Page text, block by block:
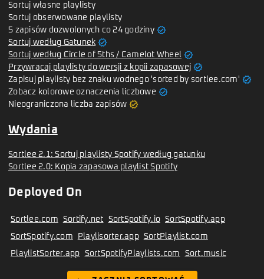
Sortuj własne playlisty
Sortuj obserwowane playlisty
5 zapisów dozwolonych co 24 godziny verified
Sortuj według Gatunek verified
Sortuj według Circle of 5ths / Camelot Wheel verified
Przywracaj playlisty do wersji z kopii zapasowej verified
Zapisuj playlisty bez znaku wodnego 'sorted by sortlee.com' verified
Zobacz kolorowe oznaczenia liczbowe verified
Nieograniczona liczba zapisów verified
Wydania
Sortlee 2.1: Sortuj playlisty Spotify według gatunku
Sortlee 2.0: Kopia zapasowa playlist Spotify
Deployed On
Sortlee.com Sortify.net SortSpotify.io SortSpotify.app
SortSpotify.com Playlisorter.app SortPlaylist.com
PlaylistSorter.app SortSpotifyPlaylists.com Sort.music